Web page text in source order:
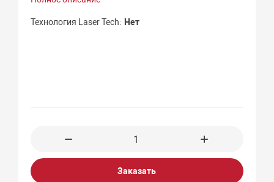
Технология Laser Tech Нет
Заказать